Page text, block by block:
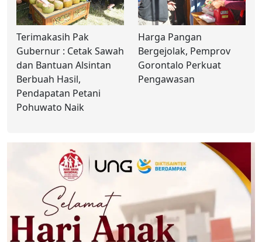
Terimakasih Pak
Gubernur : Cetak Sawah
dan Bantuan Alsintan
Berbuah Hasil,
Pendapatan Petani
Pohuwato Naik
Harga Pangan
Bergejolak, Pemprov
Gorontalo Perkuat
Pengawasan